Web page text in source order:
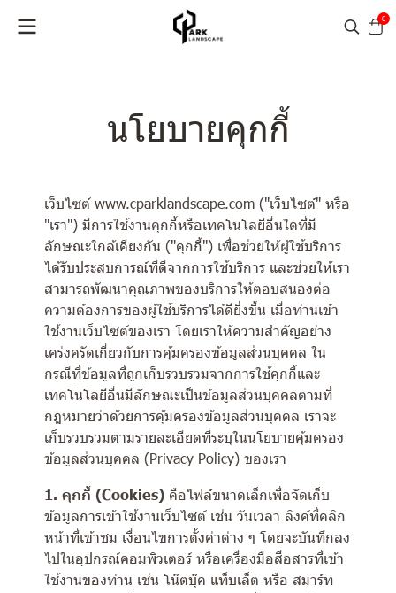
0
นโยบายคุกกี้
เว็บไซต์ www.cparklandscape.com ("เว็บไซต์" หรือ
"เรา") มีการใช้งานคุกกี้หรือเทคโนโลยีอื่นใดที่มี
ลักษณะใกล้เคียงกัน ("คุกกี้") เพื่อช่วยให้ผู้ใช้บริการ
ได้รับประสบการณ์ที่ดีจากการใช้บริการ และช่วยให้เรา
สามารถพัฒนาคุณภาพของบริการให้ตอบสนองต่อ
ความต้องการของผู้ใช้บริการได้ดียิ่งขึ้น เมื่อท่านเข้า
ใช้งานเว็บไซต์ของเรา โดยเราให้ความสำคัญอย่าง
เคร่งครัดเกี่ยวกับการคุ้มครองข้อมูลส่วนบุคคล ใน
กรณีที่ข้อมูลที่ถูกเก็บรวบรวมจากการใช้คุกกี้และ
เทคโนโลยีอื่นมีลักษณะเป็นข้อมูลส่วนบุคคลตามที่
กฎหมายว่าด้วยการคุ้มครองข้อมูลส่วนบุคคล เราจะ
เก็บรวบรวมตามรายละเอียดที่ระบุในนโยบายคุ้มครอง
ข้อมูลส่วนบุคคล (Privacy Policy) ของเรา
1. คุกกี้ (Cookies) คือไฟล์ขนาดเล็กเพื่อจัดเก็บ
ข้อมูลการเข้าใช้งานเว็บไซต์ เช่น วันเวลา ลิงค์ที่คลิก
หน้าที่เข้าชม เงื่อนไขการตั้งค่าต่าง ๆ โดยจะบันทึกลง
ไปในอุปกรณ์คอมพิวเตอร์ หรือเครื่องมือสื่อสารที่เข้า
ใช้งานของท่าน เช่น โน๊ตบุ๊ค แท็บเล็ต หรือ สมาร์ท